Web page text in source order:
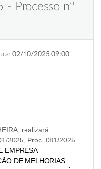
- Processo nº
02/10/2025 09:00
realizará
2025, Proc. 081/2025,
EMPRESA
DE MELHORIAS